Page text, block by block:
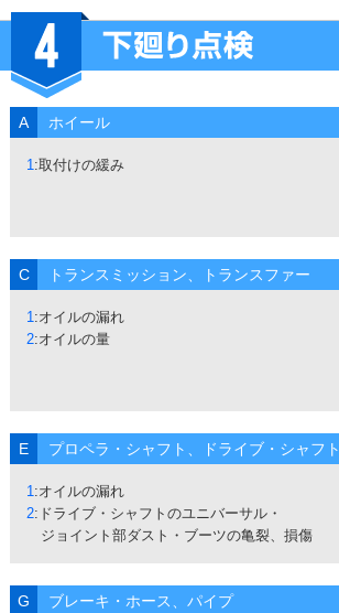
A ホイール
1:取付けの緩み
C トランスミッション、トランスファー
1:オイルの漏れ
2:オイルの量
E プロペラ・シャフト、ドライブ・シャフト
1:オイルの漏れ
2:ドライブ・シャフトのユニバーサル・
ジョイント部ダスト・ブーツの亀裂、損傷
G ブレーキ・ホース、パイプ